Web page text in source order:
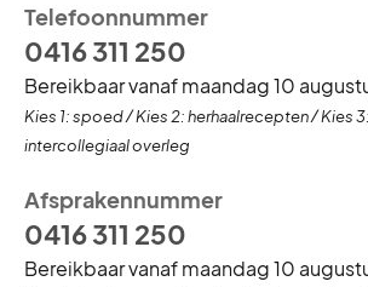
Telefoonnummer
0416 311 250
Bereikbaar vanaf maandag 10
Kies 1: spoed / Kies 2: herhaalrecepten / Kies
intercollegiaal overleg
Afsprakennummer
0416 311 250
Bereikbaar vanaf maandag 10
Zondag
Voor afspraken kunt u bellen tussen 8-
tussen 11.30-14.30 en na 16.30 uur
Kerst